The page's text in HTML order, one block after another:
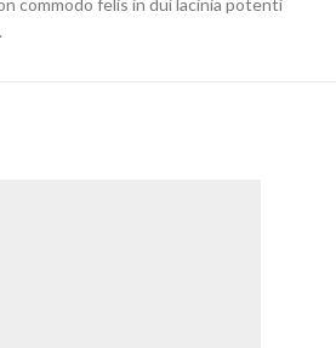
commodo felis in dui lacinia potenti